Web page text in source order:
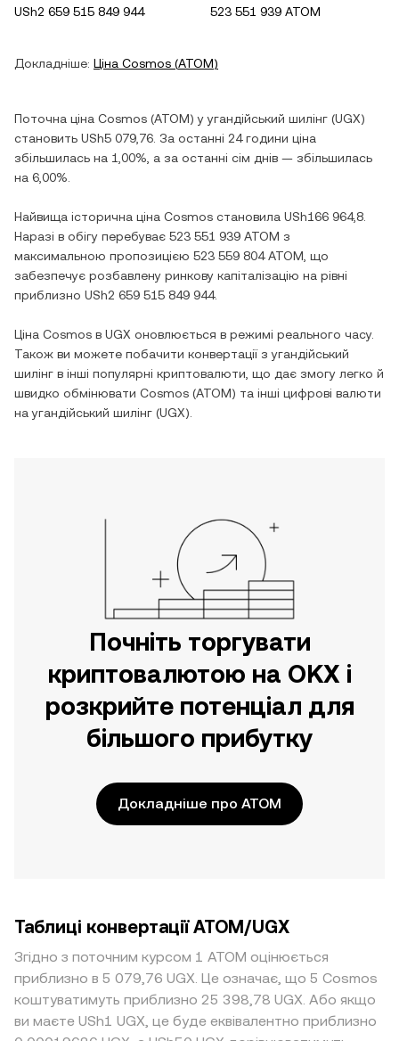
USh2 659 515 849 944
523 551 939 ATOM
Докладніше: Ціна Cosmos (ATOM)
Поточна ціна Cosmos (ATOM) уугандійський шилінг (UGX)
становить USh5 079,76 . За останні 24 години ціна
збільшилась на 1,00% , а за останні сім днів — збільшилась
на 6,00%
Найвища історична ціна Cosmos становила USh166 964,8
Наразі в обігу перебуває 523 551 939 ATOM з
максимальною пропозицією 523 559 804 ATOM , що
забезпечує розбавлену ринкову капіталізацію на рівні
приблизно USh2 659 515 849 944.
Ціна Cosmos в UGX оновлюється в режимі реального часу.
Також ви можете побачити конвертації зугандійський
шилінг в інші популярні криптовалюти, що дає змогу легко й
швидко обмінювати Cosmos (ATOM) та інші цифрові валюти
наугандійський шилінг (UGX).
Почніть торгувати
криптовалютою на OKX і
розкрийте потенціал для
більшого прибутку
Докладніше про ATOM
Таблиці конвертації ATOM/UGX
Згідно з поточним курсом 1 ATOM оцінюється
приблизно в 5 079,76 UGX. Це означає, що 5 Cosmos
коштуватимуть приблизно 25 398,78 UGX. Або якщо
ви маєте USh1 UGX, це буде еквівалентно приблизно